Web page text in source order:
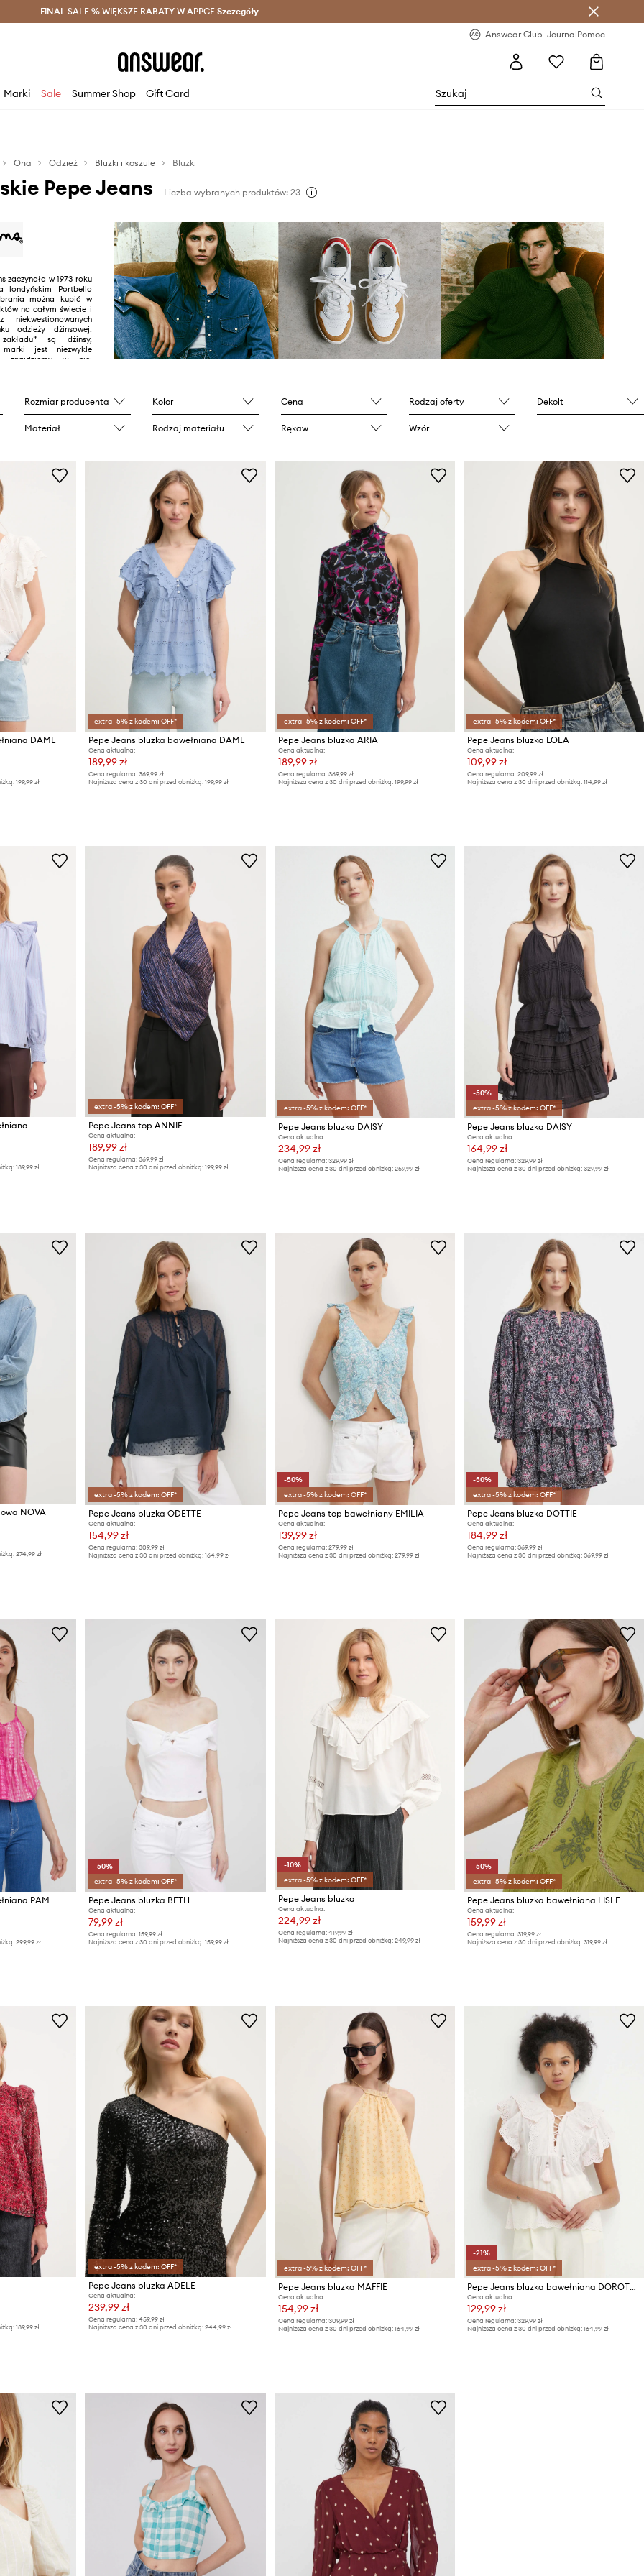
Oszczędzaj z Answear Club > Dostawa nawet w 24h >
FINAL SALE % WIĘKSZE RABATY W APPCE Szczegóły
Answear Club JournalPomoc
Marki Sale Summer Shop Gift Card
Ona Odzież Bluzki i koszule Bluzki
Pepe Jeans Liczba wybranych produktów: 23
zaczynała w 1973 roku
londyńskim Portbello
można kupić w
na całym świecie i
odzieży dżinsowej.
zakładu” są dżinsy,
jest niezwykle
i znajdziemy w niej
Rozmiar producenta Kolor Cena Rodzaj oferty Dekolt
Materiał Rodzaj materiału Rękaw Wzór
DAME
199,99 zł
extra -5% z kodem: OFF*
Pepe Jeans bluzka bawełniana DAME
Cena aktualna:
189,99 zł
Cena regularna: 369,99 zł
Najniższa cena z 30 dni przed obniżką: 199,99 zł
extra -5% z kodem: OFF*
Pepe Jeans bluzka ARIA
Cena aktualna:
189,99 zł
Cena regularna: 369,99 zł
Najniższa cena z 30 dni przed obniżką: 199,99 zł
extra -5% z kodem: OFF*
Pepe Jeans bluzka LOLA
Cena aktualna:
109,99 zł
Cena regularna: 209,99 zł
Najniższa cena z 30 dni przed obniżką: 114,99 zł
189,99 zł
extra -5% z kodem: OFF*
Pepe Jeans top ANNIE
Cena aktualna:
189,99 zł
Cena regularna: 369,99 zł
Najniższa cena z 30 dni przed obniżką: 199,99 zł
extra -5% z kodem: OFF*
Pepe Jeans bluzka DAISY
Cena aktualna:
234,99 zł
Cena regularna: 329,99 zł
Najniższa cena z 30 dni przed obniżką: 259,99 zł
-50%
extra -5% z kodem: OFF*
Pepe Jeans bluzka DAISY
Cena aktualna:
164,99 zł
Cena regularna: 329,99 zł
Najniższa cena z 30 dni przed obniżką: 329,99 zł
NOVA
274,99 zł
extra -5% z kodem: OFF*
Pepe Jeans bluzka ODETTE
Cena aktualna:
154,99 zł
Cena regularna: 309,99 zł
Najniższa cena z 30 dni przed obniżką: 164,99 zł
-50%
extra -5% z kodem: OFF*
Pepe Jeans top bawełniany EMILIA
Cena aktualna:
139,99 zł
Cena regularna: 279,99 zł
Najniższa cena z 30 dni przed obniżką: 279,99 zł
-50%
extra -5% z kodem: OFF*
Pepe Jeans bluzka DOTTIE
Cena aktualna:
184,99 zł
Cena regularna: 369,99 zł
Najniższa cena z 30 dni przed obniżką: 369,99 zł
PAM
299,99 zł
-50%
extra -5% z kodem: OFF*
Pepe Jeans bluzka BETH
Cena aktualna:
79,99 zł
Cena regularna: 159,99 zł
Najniższa cena z 30 dni przed obniżką: 159,99 zł
-10%
extra -5% z kodem: OFF*
Pepe Jeans bluzka
Cena aktualna:
224,99 zł
Cena regularna: 419,99 zł
Najniższa cena z 30 dni przed obniżką: 249,99 zł
-50%
extra -5% z kodem: OFF*
Pepe Jeans bluzka bawełniana LISLE
Cena aktualna:
159,99 zł
Cena regularna: 319,99 zł
Najniższa cena z 30 dni przed obniżką: 319,99 zł
189,99 zł
extra -5% z kodem: OFF*
Pepe Jeans bluzka ADELE
Cena aktualna:
239,99 zł
Cena regularna: 459,99 zł
Najniższa cena z 30 dni przed obniżką: 244,99 zł
extra -5% z kodem: OFF*
Pepe Jeans bluzka MAFFIE
Cena aktualna:
154,99 zł
Cena regularna: 309,99 zł
Najniższa cena z 30 dni przed obniżką: 164,99 zł
-21%
extra -5% z kodem: OFF*
Pepe Jeans bluzka bawełniana DOROTEA
Cena aktualna:
129,99 zł
Cena regularna: 329,99 zł
Najniższa cena z 30 dni przed obniżką: 164,99 zł